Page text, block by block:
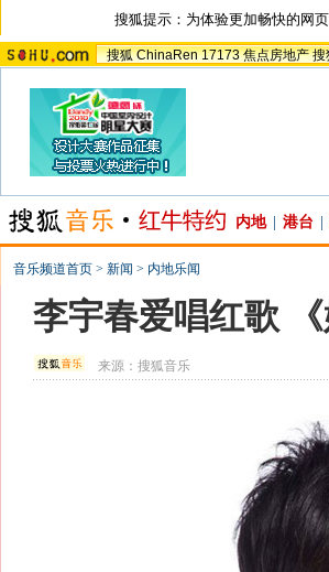
搜狐提示：为体验更加畅快的网
搜狐 ChinaRen 17173 焦点房地产 搜
内地 港台
音乐频道首页 > 新闻 > 内地乐闻
李宇春爱唱红歌
来源：搜狐音乐